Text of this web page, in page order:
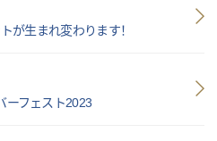
が生まれ変わります！
ーフェスト2023